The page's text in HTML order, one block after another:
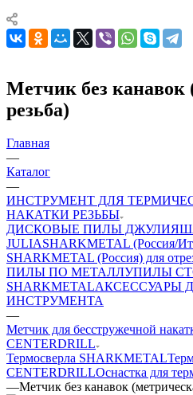
Метчик без канавок
резьба)
Главная
—
Каталог
—
ИНСТРУМЕНТ ДЛЯ
НАКАТКИ РЕЗЬБЫ
ДИСКОВЫЕ ПИЛЫ
JULIASHARKMETAL (Россия/
SHARKMETAL (Россия) для
ПИЛЫ ПО МЕТАЛЛУПИЛЫ
SHARKMETALАКСЕССУАРЫ
ИНСТРУМЕНТА
—
Метчик для бесстружечной
CENTERDRILL
Термосверла SHARKMETAL
CENTERDRILLОснастка для
—Метчик без канавок